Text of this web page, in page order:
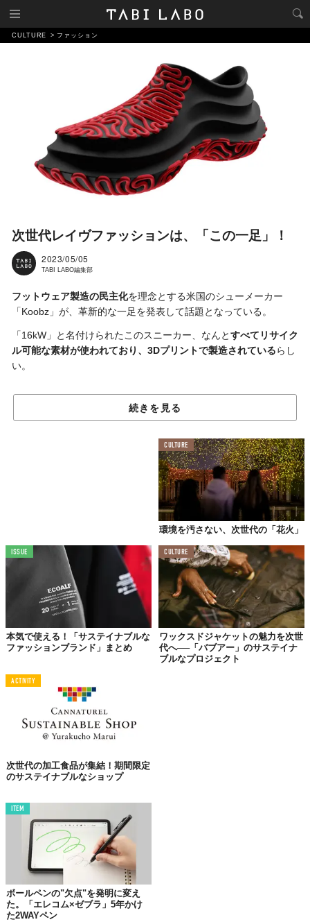
CULTURE ファッション
次世代レイヴファッションは、「この一足」！
2023/05/05
TABI LABO編集部
フットウェア製造の民主化を理念とする米国のシューメーカー
「Koobz」が、革新的な一足を発表して話題となっている。
「16kW」と名付けられたこのスニーカー、なんとすべてリサイク
ル可能な素材が使われており、3Dプリントで製造されているらし
い。
©Koobz
なんとも不気味で未来的な印象のデザインが目を引くが、イタリ
アでデザインされ、職人技が詰め込まれた一足に。
クラブやレイブといった 激しく踊るダンサー向けに設計されてお
り、頑丈で柔軟な作りになっているだけでなく、汚れたら丸ごと
水洗いすることもできるのだ。
が、3Dプリントで製造可能なため、すべてがオーダーメイドとい
うところも注目のポイント。
企業は、注文を受けてから生産を行うため、不要な在庫を抱える
こともないので、エコなプロダクトにもなっているのだ。
現在、発送は米国のみとなっているようだが、コレ日本でもかな
り需要がありそう。早い上陸に期待したい！
続きを見る
CULTURE
環境を汚さない、次世代の「花火」
ISSUE
本気で使える！「サステイナブルな
ファッションブランド」まとめ
CULTURE
ワックスドジャケットの魅力を次世
代へ──「バブアー」のサステイナ
ブルなプロジェクト
ACTIVITY
次世代の加工食品が集結！期間限定
のサステイナブルなショップ
ITEM
ボールペンの"欠点"を発明に変え
た。「エレコム×ゼブラ」5年かけ
た2WAYペン